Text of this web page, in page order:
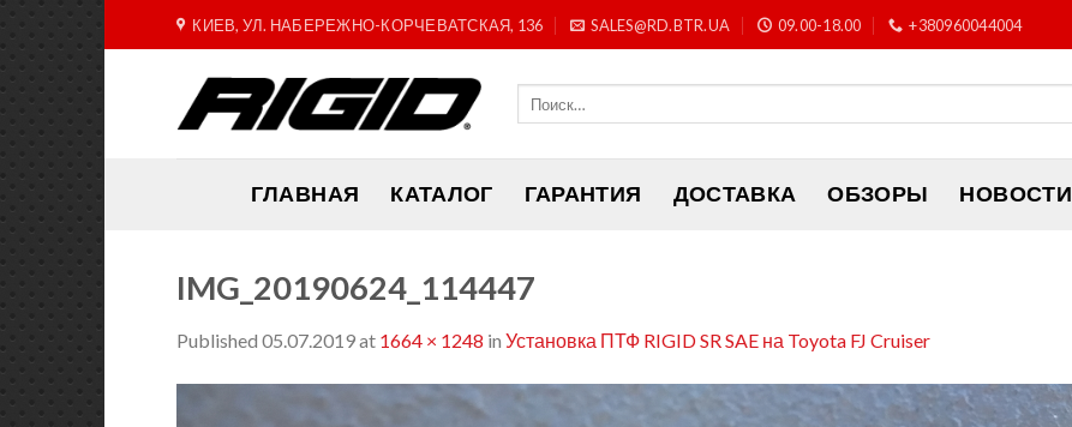
to
КИЕВ, УЛ. НАБЕРЕЖНО-КОРЧЕВАТСКАЯ, 136 SALES@RD.BTR.UA 09.00-18.00 +380960044004
ГЛАВНАЯ КАТАЛОГ ГАРАНТИЯ ДОСТАВКА ОБЗОРЫ НОВОСТИ
IMG_20190624_114447
Published 05.07.2019at 1664 × 1248 in Установка ПТФ RIGID SR SAE на Toyota FJ Cruiser